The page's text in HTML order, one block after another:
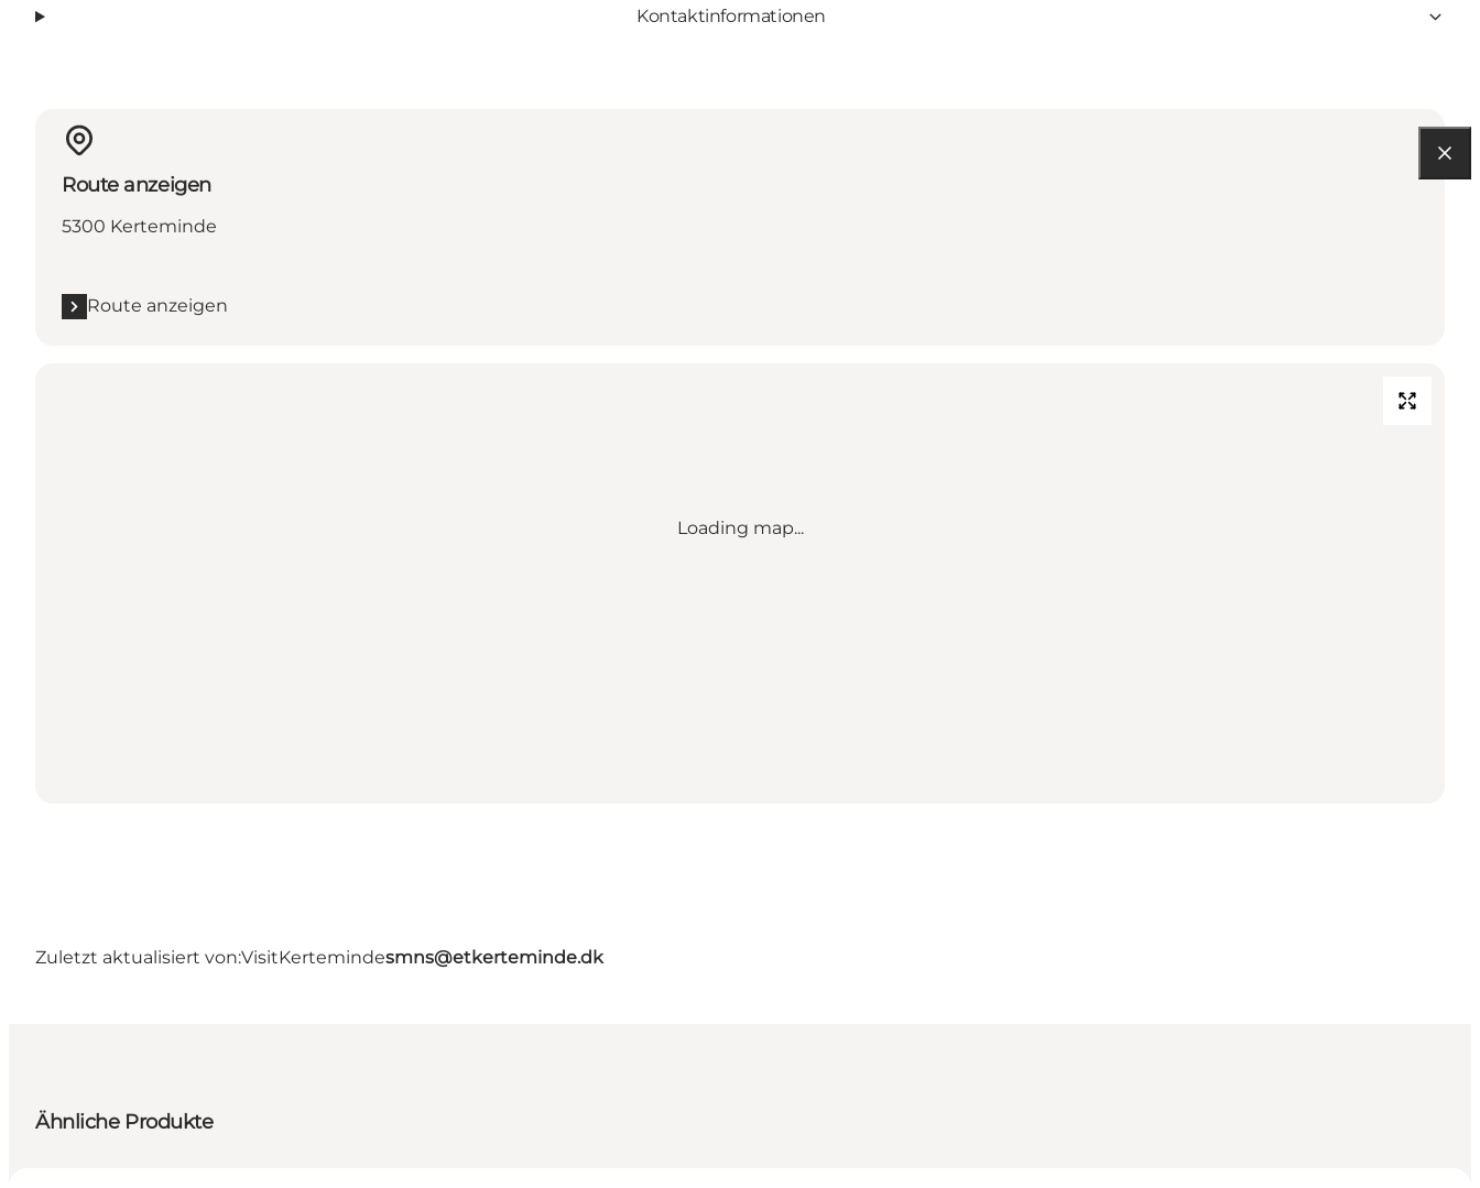
Kontaktinformationen
Route anzeigen
5300 Kerteminde
Route anzeigen
Loading map...
Zuletzt aktualisiert von:VisitKertemindesmns@etkerteminde.dk
Ähnliche Produkte